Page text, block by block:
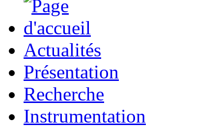
Actualités
Présentation
Recherche
Instrumentation